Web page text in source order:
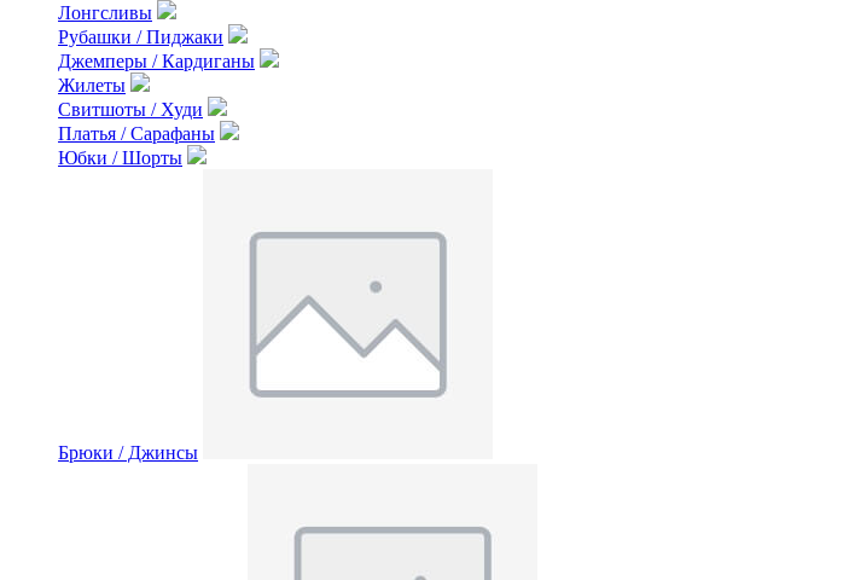
Лонгсливы
Рубашки / Пиджаки
Джемперы / Кардиганы
Жилеты
Свитшоты / Худи
Платья / Сарафаны
Юбки / Шорты
Брюки / Джинсы